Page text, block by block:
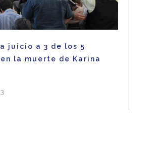
juicio a 3 de los 5
la muerte de Karina